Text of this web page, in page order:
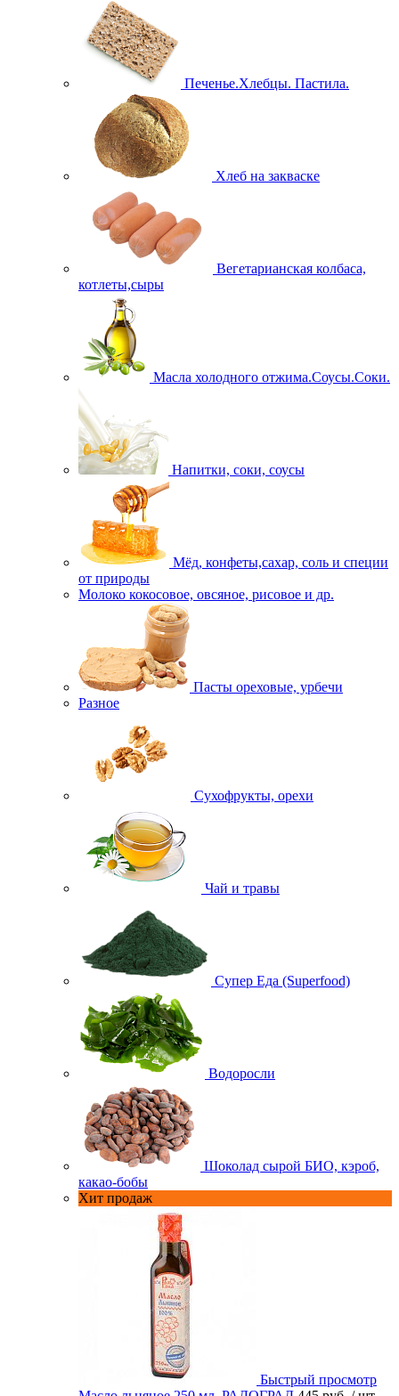
Печенье.Хлебцы. Пастила.
Хлеб на закваске
Вегетарианская колбаса,
котлеты,сыры
Масла холодного отжима.Соусы.Соки.
Напитки, соки, соусы
Мёд, конфеты,сахар, соль и специи
от природы
Молоко кокосовое, овсяное, рисовое и др.
Пасты ореховые, урбечи
Разное
Сухофрукты, орехи
Чай и травы
Супер Еда (Superfood)
Водоросли
Шоколад сырой БИО, кэроб,
какао-бобы
Хит продаж
Быстрый просмотр